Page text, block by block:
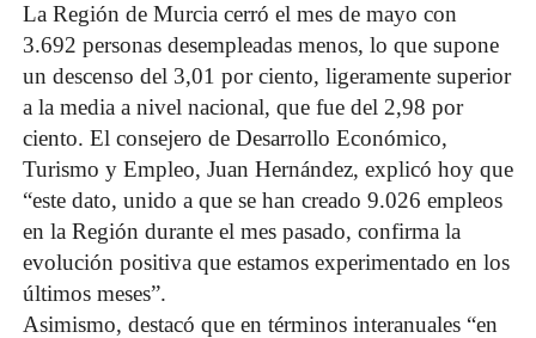
La Región de Murcia cerró el mes de mayo con
3.692 personas desempleadas menos, lo que supone
un descenso del 3,01 por ciento, ligeramente superior
a la media a nivel nacional, que fue del 2,98 por
ciento. El consejero de Desarrollo Económico,
Turismo y Empleo, Juan Hernández, explicó hoy que
“este dato, unido a que se han creado 9.026 empleos
en la Región durante el mes pasado, confirma la
evolución positiva que estamos experimentado en los
últimos meses”.
Asimismo, destacó que en términos interanuales “en